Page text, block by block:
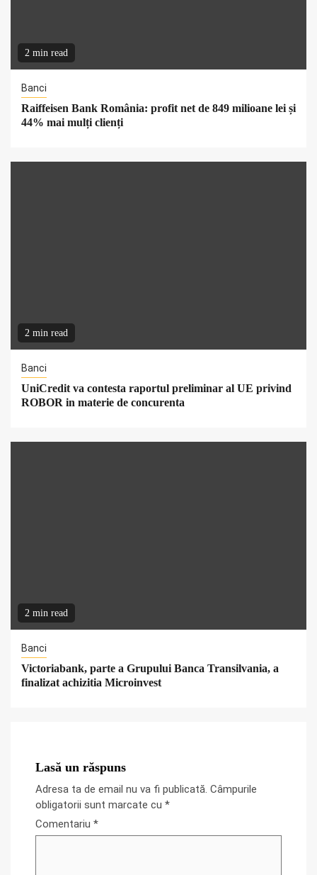
2 min read
Banci
Raiffeisen Bank România: profit net de 849 milioane lei și
44% mai mulți clienți
2 min read
Banci
UniCredit va contesta raportul preliminar al UE privind
ROBOR in materie de concurenta
2 min read
Banci
Victoriabank, parte a Grupului Banca Transilvania, a
finalizat achizitia Microinvest
Lasă un răspuns
Adresa ta de email nu va fi publicată. Câmpurile
obligatorii sunt marcate cu *
Comentariu *